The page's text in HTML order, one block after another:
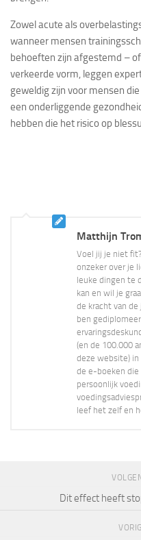
Zowel acute als
wanneer mensen
behoeften zijn afgestemd –
verkeerde vorm, leggen
geweldig zijn voor mensen
een onderliggende
hebben die het risico op
Matthijn
Voel jij je niet
onzeker over je
leuke dingen te
kan en wil je
de kracht van
ben
(en de 100.000
deze website)
de e-boeken
persoonlijk
leef het zelf en
Dit effect heeft